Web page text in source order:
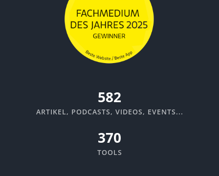
635
ARTIKEL, PODCASTS, VIDEOS, EVENTS...
370
TOOLS